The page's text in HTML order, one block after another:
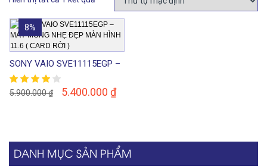
SONY VAIO SVE11115EGP –
MÁY MỎNG NHẸ ĐẸP MÀN
HÌNH 11.6 ( CARD RỜI )
5.900.000₫ 5.400.000 ₫
8%
DANH MỤC SẢN PHẨM